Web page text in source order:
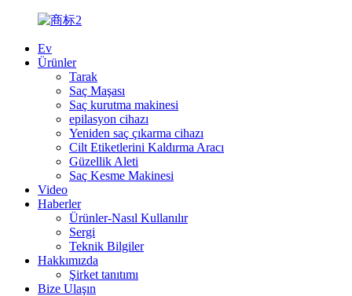
Ev
Ürünler
Tarak
Saç Maşası
Saç kurutma makinesi
epilasyon cihazı
Yeniden saç çıkarma cihazı
Cilt Etiketlerini Kaldırma Aracı
Güzellik Aleti
Saç Kesme Makinesi
Video
Haberler
Ürünler-Nasıl Kullanılır
Sergi
Teknik Bilgiler
Hakkımızda
Şirket tanıtımı
Bize Ulaşın